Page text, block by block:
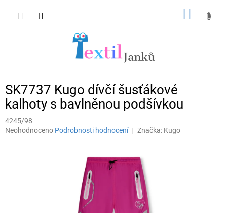
SK7737 Kugo dívčí šusťákové
kalhoty s bavlněnou podšívkou
4245/98
Průměrné
Neohodnoceno Podrobnosti hodnocení Značka: Kugo